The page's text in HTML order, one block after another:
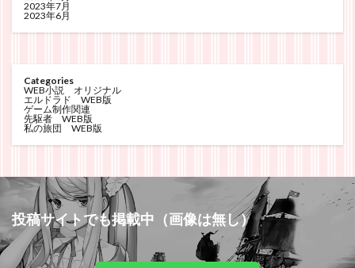
2023年7月
2023年6月
Categories
WEB小説 オリジナル
エルドラド WEB版
ゲーム制作関連
先駆者 WEB版
私の旅団 WEB版
投稿サイトでも掲載中（画像は無し）